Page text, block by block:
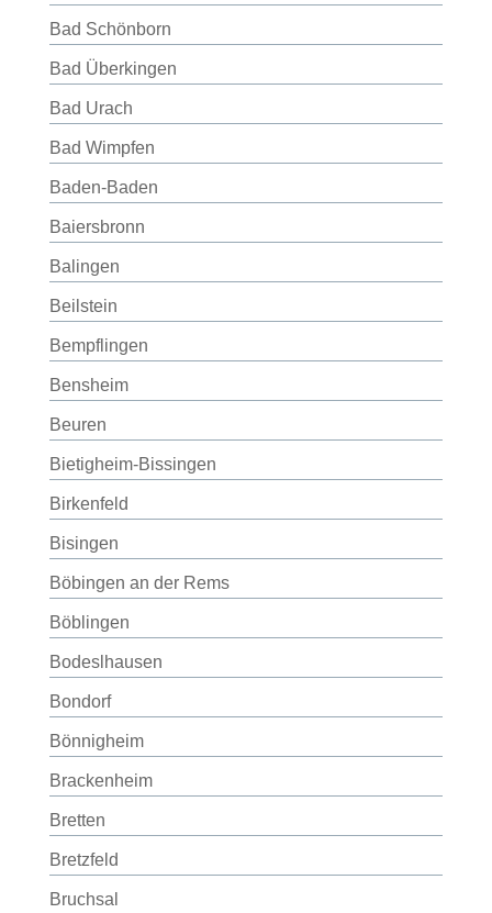
Bad Schönborn
Bad Überkingen
Bad Urach
Bad Wimpfen
Baden-Baden
Baiersbronn
Balingen
Beilstein
Bempflingen
Bensheim
Beuren
Bietigheim-Bissingen
Birkenfeld
Bisingen
Böbingen an der Rems
Böblingen
Bodeslhausen
Bondorf
Bönnigheim
Brackenheim
Bretten
Bretzfeld
Bruchsal